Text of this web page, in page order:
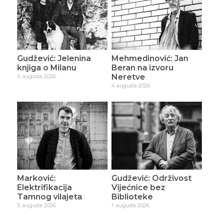
Gudžević: Jelenina
knjiga o Milanu
5. augusta 2026.
Mehmedinović: Jan
Beran na izvoru
Neretve
4. augusta 2026.
Marković:
Elektrifikacija
Tamnog vilajeta
3. augusta 2026.
Gudžević: Održivost
Vijećnice bez
Biblioteke
1. augusta 2026.